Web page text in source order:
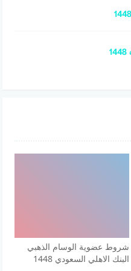
شروط عضوية الوسام الذهبي
البنك الاهلي السعودي 1448